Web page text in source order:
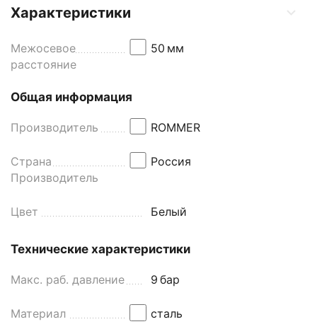
Характеристики
Межосевое
расстояние
50 мм
Общая информация
Производитель ROMMER
Страна
Производитель
Россия
Цвет Белый
Технические характеристики
Макс. раб. давление 9 бар
Материал сталь